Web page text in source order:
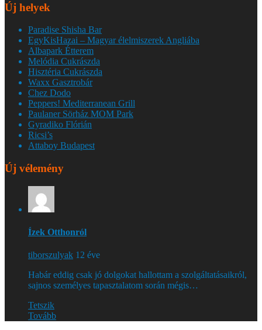
Új helyek
Paradise Shisha Bar
EgyKisHazai – Magyar élelmiszerek Angliába
Albapark Étterem
Melódia Cukrászda
Hisztéria Cukrászda
Waxx Gasztrobár
Chez Dodo
Peppers! Mediterranean Grill
Paulaner Sörház MOM Park
Gyradiko Flórián
Ricsi’s
Attaboy Budapest
Új vélemény
Ízek Otthonról
tiborszulyak 12 éve
Habár eddig csak jó dolgokat hallottam a szolgáltatásaikról,
sajnos személyes tapasztalatom során mégis…
Tetszik
Tovább